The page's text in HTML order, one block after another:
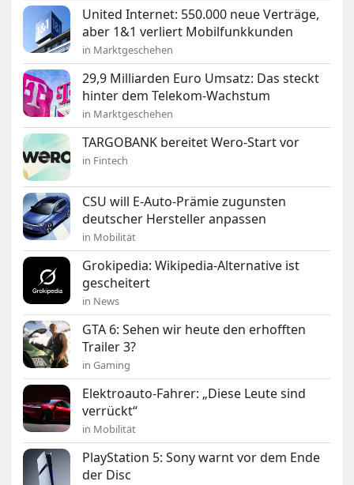
United Internet: 550.000 neue Verträge,
aber 1&1 verliert Mobilfunkkunden
in Marktgeschehen
29,9 Milliarden Euro Umsatz: Das steckt
hinter dem Telekom-Wachstum
in Marktgeschehen
TARGOBANK bereitet Wero-Start vor
in Fintech
CSU will E-Auto-Prämie zugunsten
deutscher Hersteller anpassen
in Mobilität
Grokipedia: Wikipedia-Alternative ist
gescheitert
in News
GTA 6: Sehen wir heute den erhofften
Trailer 3?
in Gaming
Elektroauto-Fahrer: „Diese Leute sind
verrückt“
in Mobilität
PlayStation 5: Sony warnt vor dem Ende
der Disc